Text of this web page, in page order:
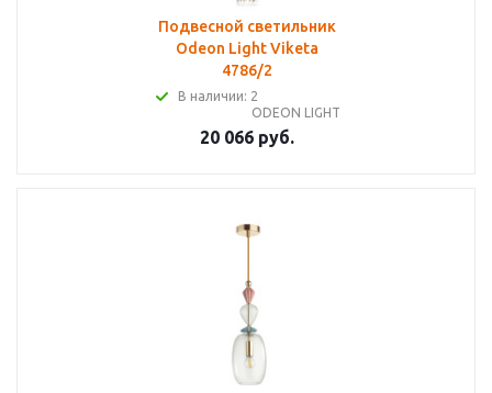
Подвесной светильник
Odeon Light Viketa
4786/2
В наличии: 2
ODEON LIGHT
20 066 руб.